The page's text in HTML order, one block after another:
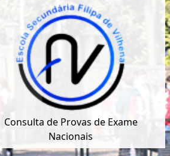
Consulta de Provas de Exame
Nacionais